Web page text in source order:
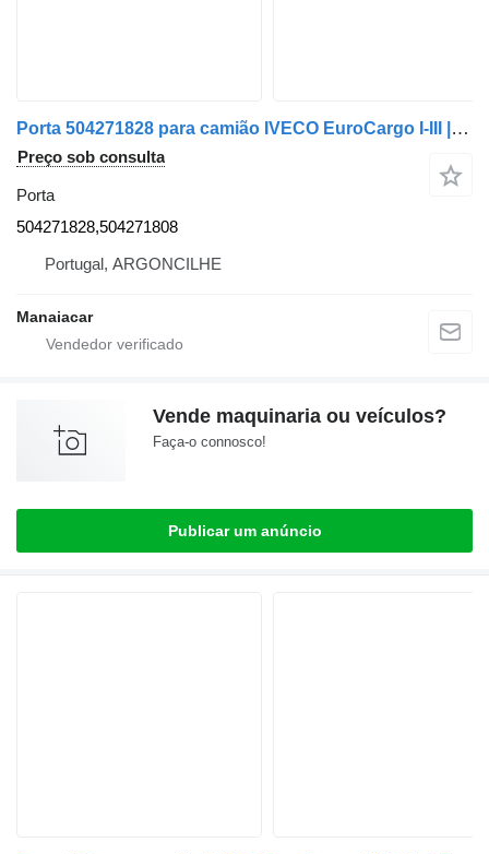
Porta 504271828 para camião IVECO EuroCargo I-III | 91 - 15
Preço sob consulta
Porta
504271828,504271808
Portugal, ARGONCILHE
Manaiacar
Vende maquinaria ou veículos?
Faça-o connosco!
Publicar um anúncio